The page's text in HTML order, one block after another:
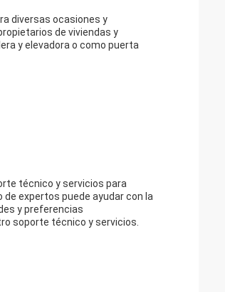
diversas ocasiones y
de viviendas y
y elevadora o como puerta
técnico y servicios para
expertos puede ayudar con la
y preferencias
soporte técnico y servicios.